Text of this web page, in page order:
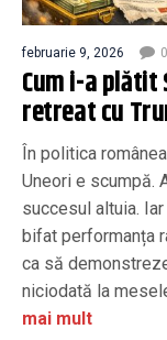
februarie 9, 2026
Cum i-a plătit
retreat cu
În politica
Uneori e scumpă.
succesul altuia.
bifat performanța
ca să
niciodată la
mai mult